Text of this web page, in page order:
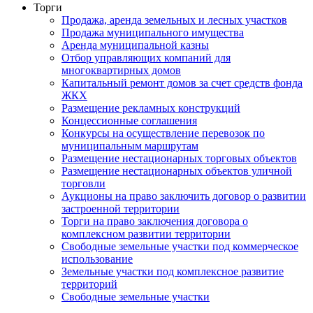
Торги
Продажа, аренда земельных и лесных участков
Продажа муниципального имущества
Аренда муниципальной казны
Отбор управляющих компаний для
многоквартирных домов
Капитальный ремонт домов за счет средств фонда
ЖКХ
Размещение рекламных конструкций
Концессионные соглашения
Конкурсы на осуществление перевозок по
муниципальным маршрутам
Размещение нестационарных торговых объектов
Размещение нестационарных объектов уличной
торговли
Аукционы на право заключить договор о развитии
застроенной территории
Торги на право заключения договора о
комплексном развитии территории
Свободные земельные участки под коммерческое
использование
Земельные участки под комплексное развитие
территорий
Свободные земельные участки